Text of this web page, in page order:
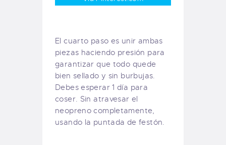
El cuarto paso es unir ambas
piezas haciendo presión para
garantizar que todo quede
bien sellado y sin burbujas.
Debes esperar 1 día para
coser. Sin atravesar el
neopreno completamente,
usando la puntada de festón.